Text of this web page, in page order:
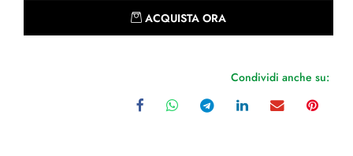
ACQUISTA ORA
Condividi anche su: